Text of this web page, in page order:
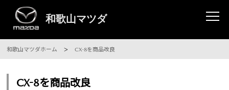
和歌山マツダホーム CX-8を商品改良
CX-8を商品改良